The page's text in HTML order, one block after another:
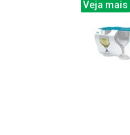
Veja mais